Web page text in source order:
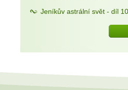
Jeníkův astrální svět - díl